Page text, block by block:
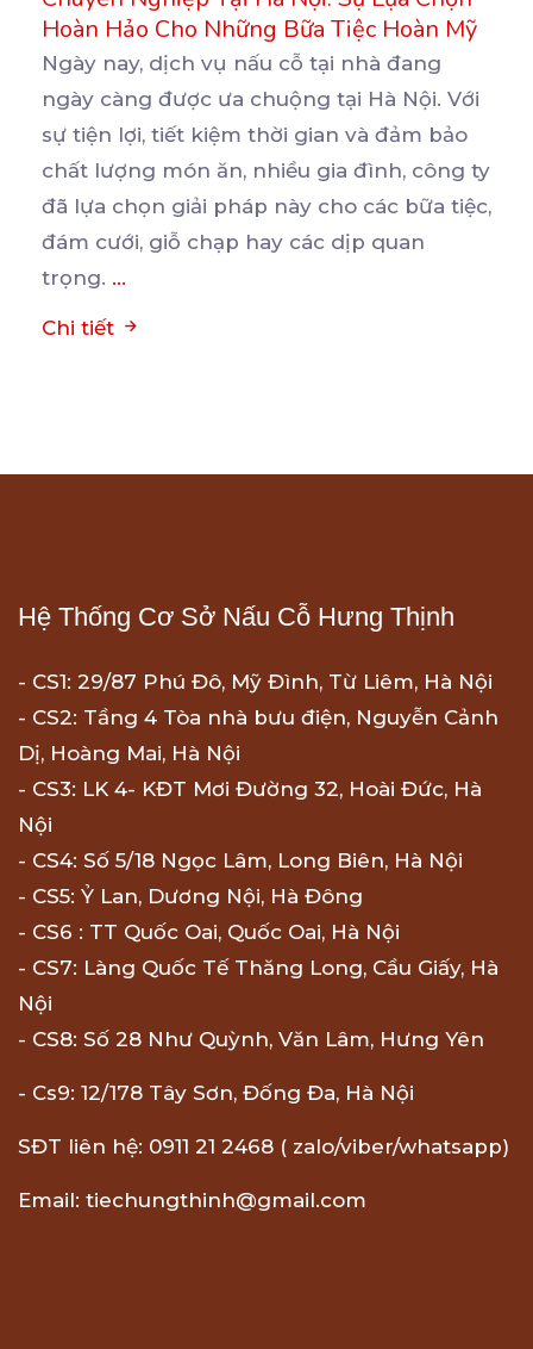
Hoàn Hảo Cho Những Bữa Tiệc Hoàn Mỹ
Ngày nay, dịch vụ nấu cỗ tại nhà đang
ngày càng được ưa chuộng tại Hà Nội. Với
sự tiện lợi, tiết kiệm thời gian và đảm bảo
chất lượng món ăn, nhiều gia đình, công ty
đã lựa chọn giải pháp này cho các bữa tiệc,
đám cưới, giỗ chạp hay các dịp quan
trọng. ...
Chi tiết
Hệ Thống Cơ Sở Nấu Cỗ Hưng Thịnh
- CS1: 29/87 Phú Đô, Mỹ Đình, Từ Liêm, Hà Nội
- CS2: Tầng 4 Tòa nhà bưu điện, Nguyễn Cảnh
Dị, Hoàng Mai, Hà Nội
- CS3: LK 4- KĐT Mơi Đường 32, Hoài Đức, Hà
Nội
- CS4: Số 5/18 Ngọc Lâm, Long Biên, Hà Nội
- CS5: Ỷ Lan, Dương Nội, Hà Đông
- CS6 : TT Quốc Oai, Quốc Oai, Hà Nội
- CS7: Làng Quốc Tế Thăng Long, Cầu Giấy, Hà
Nội
- CS8: Số 28 Như Quỳnh, Văn Lâm, Hưng Yên
- Cs9: 12/178 Tây Sơn, Đống Đa, Hà Nội
SĐT liên hệ: 0911 21 2468 ( zalo/viber/whatsapp)
Email: tiechungthinh@gmail.com